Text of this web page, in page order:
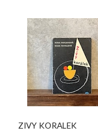
ZIVY KORALEK